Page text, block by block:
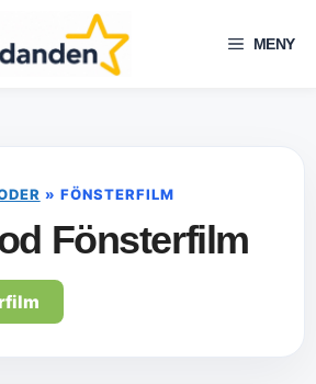
MENY
» FÖNSTERFILM
Fönsterfilm